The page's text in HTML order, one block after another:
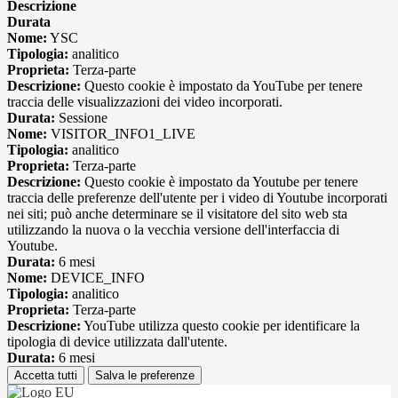
Descrizione
Durata
Nome: YSC
Tipologia: analitico
Proprieta: Terza-parte
Descrizione: Questo cookie è impostato da YouTube per tenere
traccia delle visualizzazioni dei video incorporati.
Durata: Sessione
Nome: VISITOR_INFO1_LIVE
Tipologia: analitico
Proprieta: Terza-parte
Descrizione: Questo cookie è impostato da Youtube per tenere
traccia delle preferenze dell'utente per i video di Youtube incorporati
nei siti; può anche determinare se il visitatore del sito web sta
utilizzando la nuova o la vecchia versione dell'interfaccia di
Youtube.
Durata: 6 mesi
Nome: DEVICE_INFO
Tipologia: analitico
Proprieta: Terza-parte
Descrizione: YouTube utilizza questo cookie per identificare la
tipologia di device utilizzata dall'utente.
Durata: 6 mesi
Accetta tutti Salva le preferenze